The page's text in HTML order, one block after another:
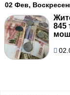
02 Фев,
845